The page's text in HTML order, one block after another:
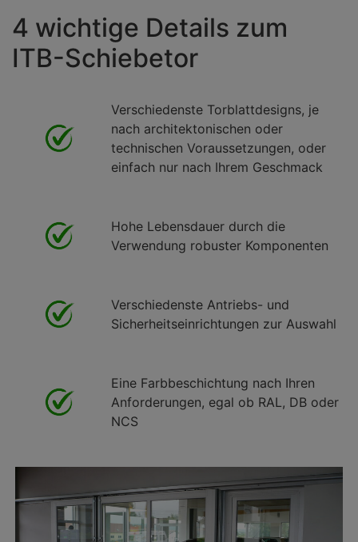
4 wichtige Details zum
ITB-Schiebetor
Verschiedenste Torblattdesigns, je
nach architektonischen oder
technischen Voraussetzungen, oder
einfach nur nach Ihrem Geschmack
Hohe Lebensdauer durch die
Verwendung robuster Komponenten
Verschiedenste Antriebs- und
Sicherheitseinrichtungen zur Auswahl
Eine Farbbeschichtung nach Ihren
Anforderungen, egal ob RAL, DB oder
NCS